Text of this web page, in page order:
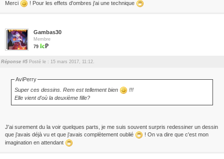
Merci ! Pour les effets d'ombres j'ai une technique
Gambas30
Membre
79
Réponse #5 Posté le : 15 mars 2017, 11:12.
AviPerry
Super ces dessins. Rem est tellement bien
!!!
Elle vient d'où la deuxième fille?
J'ai surement du la voir quelques parts, je me suis souvent surpris redessiner un dessin
que j'avais déjà vu et que j'avais complètement oublié
! On va dire que c'est mon
imagination en attendant